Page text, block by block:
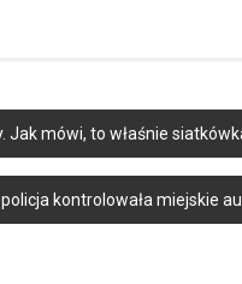
mówi, to właśnie
kontrolowała miejskie